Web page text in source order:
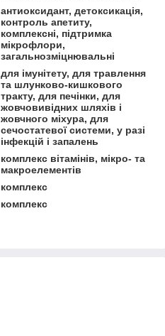
антиоксидант, детоксикація,
контроль апетиту,
комплексні, підтримка
мікрофлори,
загальнозміцнювальні
для імунітету, для травлення
та шлунково-кишкового
тракту, для печінки, для
жовчовивідних шляхів і
жовчного міхура, для
сечостатевої системи, у разі
інфекцій і запалень
комплекс вітамінів, мікро- та
макроелементів
комплекс
комплекс